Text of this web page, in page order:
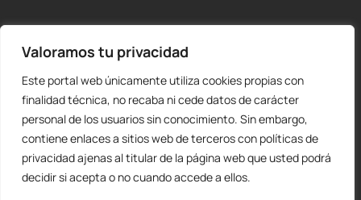
Valoramos tu privacidad
Este portal web únicamente utiliza cookies propias con
finalidad técnica, no recaba ni cede datos de carácter
personal de los usuarios sin conocimiento. Sin embargo,
contiene enlaces a sitios web de terceros con políticas de
privacidad ajenas al titular de la página web que usted podrá
decidir si acepta o no cuando accede a ellos.
Tu Tienda de Segunda Mano, Sambara #101 (Madrid,
28027 – España)
912 60 05 55 |+34 601 23 09 14
info@staging.tutiendadesegundamano.com